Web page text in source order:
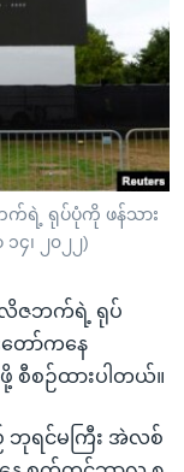
ရဲ့ ရုပ်ပုံကို ဖန်သား
၄၊ ၂၀၂၂)
ဇဘက်ရဲ့ ရုပ်
ော်ကနေ
စီစဉ်ထားပါတယ်။
ဘုရင်မကြီး အဲလစ်